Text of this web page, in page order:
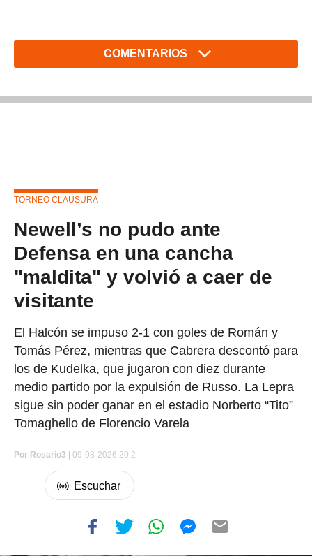
COMENTARIOS